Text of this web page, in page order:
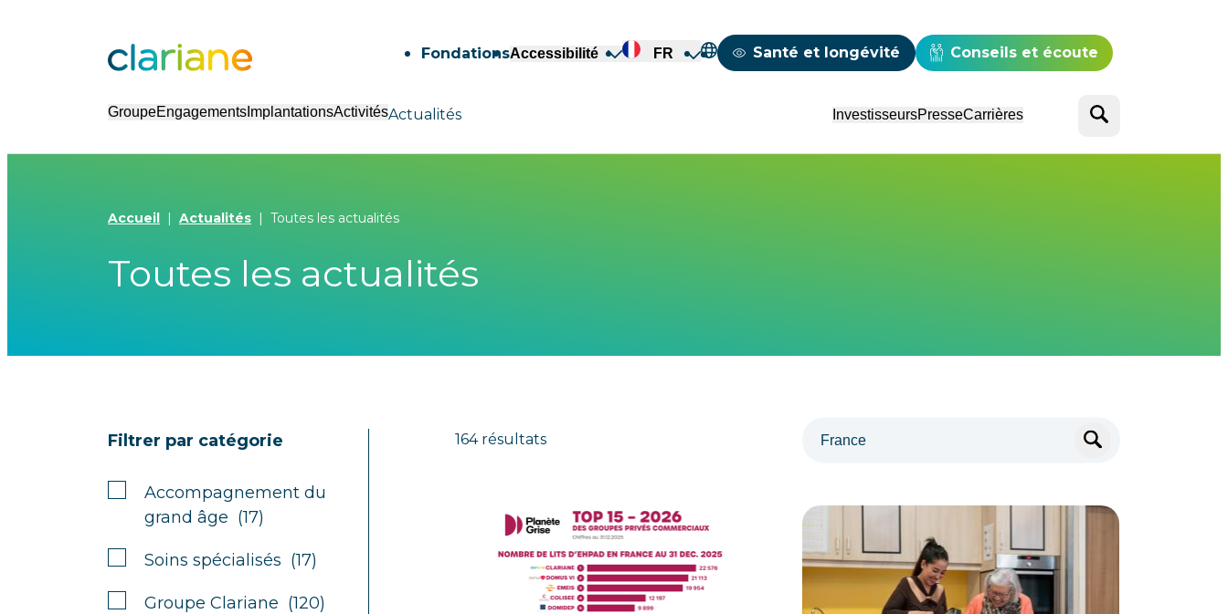
FondationsAccessibilité FR Mappemonde
Santé et longévité Conseils et écoute
GroupeEngagements ImplantationsActivitésActualités InvestisseursPresseCarrières Rechercher
Accueil Actualités Toutes les actualités
Toutes les actualités
Filtrer par catégorie
Accompagnement du
grand âge (17)
Soins spécialisés (17)
Groupe Clariane (120)
164 résultats